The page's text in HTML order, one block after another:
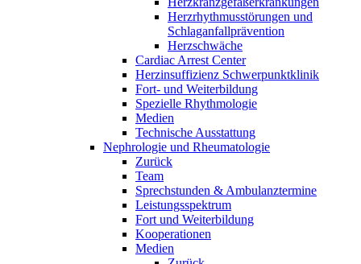
Herzrhythmusstörungen und
Schlaganfallprävention
Herzschwäche
Cardiac Arrest Center
Herzinsuffizienz Schwerpunktklinik
Fort- und Weiterbildung
Spezielle Rhythmologie
Medien
Technische Ausstattung
Nephrologie und Rheumatologie
Zurück
Team
Sprechstunden & Ambulanztermine
Leistungsspektrum
Fort und Weiterbildung
Kooperationen
Medien